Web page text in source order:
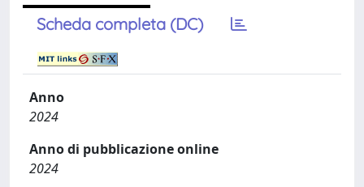
Scheda completa (DC)
Anno
2024
Anno di pubblicazione online
2024